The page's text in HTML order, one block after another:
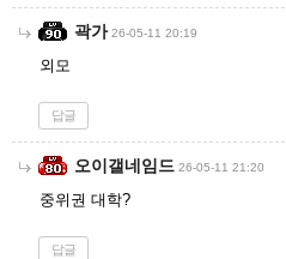
곽가 26-05-11 20:19
외모
답글
오이갤네임드 26-05-11 21:20
중위권 대학?
답글